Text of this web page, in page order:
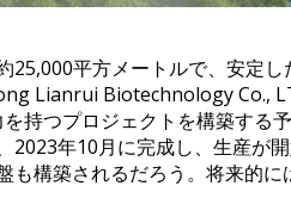
25,000平方メートルで、安定
Lianrui Biotechnology Co.,
持つプロジェクトを構築する
2023年10月に完成し、生産が
も構築されるだろう。将来的に